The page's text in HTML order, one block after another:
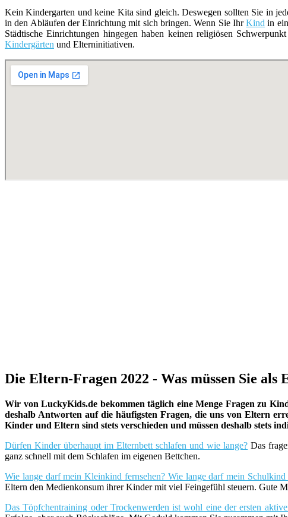
Kein Kindergarten und keine Kita sind gleich. Deswegen sollten Sie in
in den Abläufen der Einrichtung mit sich bringen. Wenn Sie IhrKind in
Städtische Einrichtungen hingegen haben keinen religiösen
Kindergärten und Elterninitiativen.
Die Eltern-Fragen 2022 - Was müssen Sie als
Wir von LuckyKids.de bekommen täglich eine Menge Fragen zu
deshalb Antworten auf die häufigsten Fragen, die uns von Eltern
Kinder und Eltern sind stets verschieden und müssen deshalb stets
Dürfen Kinder überhaupt im Elternbett schlafen und wie lange? Das
ganz schnell mit dem Schlafen im eigenen Bettchen.
Wie lange darf mein Kleinkind fernsehen? Wie lange darf mein
Eltern den Medienkonsum ihrer Kinder mit viel Feingefühl steuern. Gute
Das Töpfchentraining oder Trockenwerden ist wohl eine der ersten